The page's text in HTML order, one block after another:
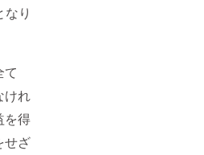
り
て
けれ
を得
せざ